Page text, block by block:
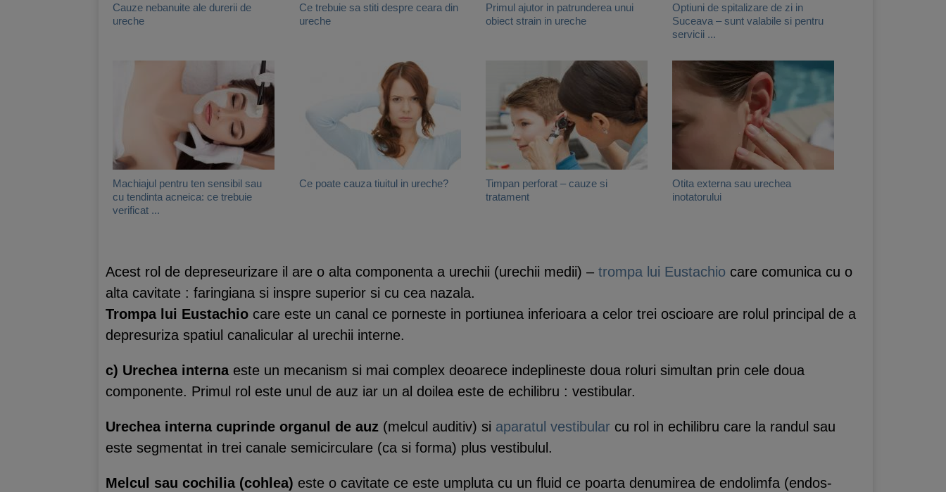
Cauze nebanuite ale durerii de
ureche
Ce trebuie sa stiti despre ceara din
ureche
Primul ajutor in patrunderea unui
obiect strain in ureche
Optiuni de spitalizare de zi in
Suceava – sunt valabile si pentru
servicii ...
Machiajul pentru ten sensibil sau
cu tendinta acneica: ce trebuie
verificat ...
Ce poate cauza tiuitul in ureche?
Timpan perforat – cauze si
tratament
Otita externa sau urechea
inotatorului
Acest rol de depreseurizare il are o alta componenta a urechii (urechii medii) – trompa lui Eustachio care comunica cu o
alta cavitate : faringiana si inspre superior si cu cea nazala.
Trompa lui Eustachio care este un canal ce porneste in portiunea inferioara a celor trei oscioare are rolul principal de a
depresuriza spatiul canalicular al urechii interne.
c) Urechea internaeste un mecanism si mai complex deoarece indeplineste doua roluri simultan prin cele doua
componente. Primul rol este unul de auz iar un al doilea este de echilibru : vestibular.
Urechea interna cuprinde organul de auz (melcul auditiv) si aparatul vestibular cu rol in echilibru care la randul sau
este segmentat in trei canale semicirculare (ca si forma) plus vestibulul.
Melcul sau cochilia (cohlea) este o cavitate ce este umpluta cu un fluid ce poarta denumirea de endolimfa (endos-